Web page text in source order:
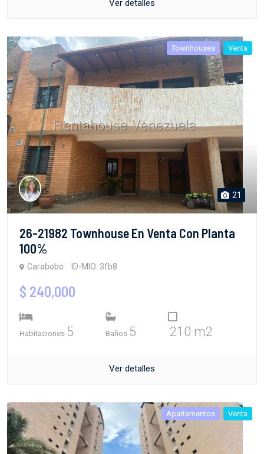
Ver detalles
Townhouses Venta
21
26-21982 Townhouse En Venta Con Planta
100%
Carabobo ID-MIO: 3fb8
$ 240,000
Habitaciones 5 Baños 5 210 m2
Ver detalles
Apartamentos Venta